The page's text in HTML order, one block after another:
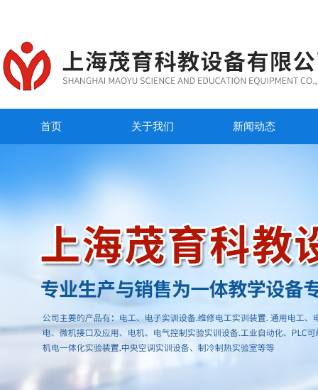
首页 关于我们 新闻动态